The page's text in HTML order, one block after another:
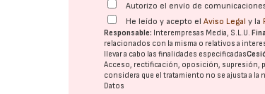
Autorizo el envío de
He leído y acepto elAviso Legal y la
Responsable: Interempresas Media, S.L.U.
relacionados con la misma o relativos a
llevar a cabo las finalidades especificadas
Acceso, rectificación, oposición, supresión,
considera que el tratamiento no se ajusta a
Datos